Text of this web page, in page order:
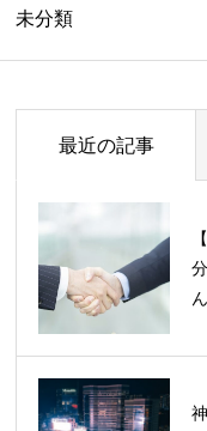
未分類
最近の記事